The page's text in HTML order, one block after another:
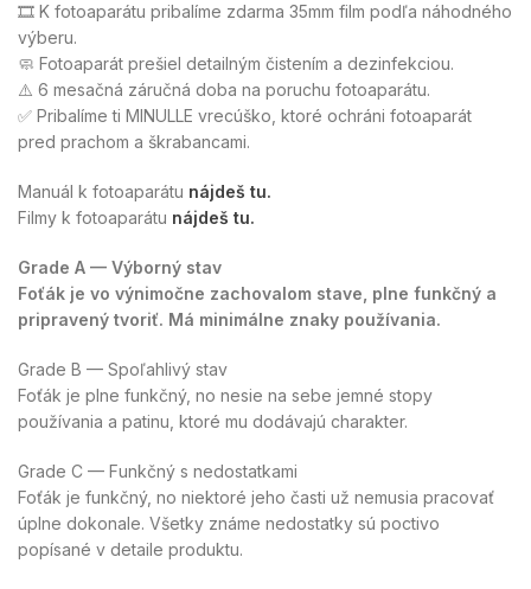
🎞 K fotoaparátu pribalíme zdarma 35mm film podľa náhodného
výberu.
🧼 Fotoaparát prešiel detailným čistením a dezinfekciou.
⚠️ 6 mesačná záručná doba na poruchu fotoaparátu.
✅ Pribalíme ti MINULLE vrecúško, ktoré ochráni fotoaparát
pred prachom a škrabancami.
Manuál k fotoaparátu nájdeš tu.
Filmy k fotoaparátu nájdeš tu.
Grade A — Výborný stav
Foťák je vo výnimočne zachovalom stave, plne funkčný a
pripravený tvoriť. Má minimálne znaky používania.
Grade B — Spoľahlivý stav
Foťák je plne funkčný, no nesie na sebe jemné stopy
používania a patinu, ktoré mu dodávajú charakter.
Grade C — Funkčný s nedostatkami
Foťák je funkčný, no niektoré jeho časti už nemusia pracovať
úplne dokonale. Všetky známe nedostatky sú poctivo
popísané v detaile produktu.